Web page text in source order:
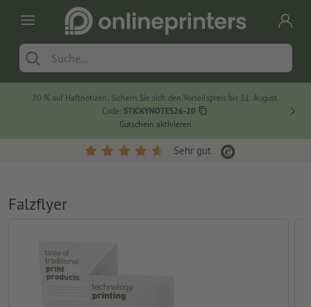
20 % auf Haftnotizen: Sichern Sie sich den Vorteilspreis bis 31. August.
Code: STICKYNOTES26-20
Gutschein aktivieren
Sehr gut
Falzflyer